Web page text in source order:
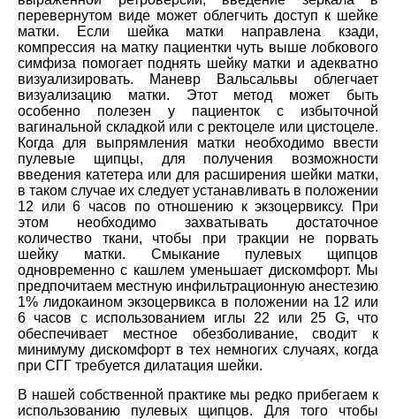
перевернутом виде может облегчить доступ к шейке
матки. Если шейка матки направлена кзади,
компрессия на матку пациентки чуть выше лобкового
симфиза помогает поднять шейку матки и адекватно
визуализировать. Маневр Вальсальвы облегчает
визуализацию матки. Этот метод может быть
особенно полезен у пациенток с избыточной
вагинальной складкой или с ректоцеле или цистоцеле.
Когда для выпрямления матки необходимо ввести
пулевые щипцы, для получения возможности
введения катетера или для расширения шейки матки,
в таком случае их следует устанавливать в положении
12 или 6 часов по отношению к экзоцервиксу. При
этом необходимо захватывать достаточное
количество ткани, чтобы при тракции не порвать
шейку матки. Смыкание пулевых щипцов
одновременно с кашлем уменьшает дискомфорт. Мы
предпочитаем местную инфильтрационную анестезию
1% лидокаином экзоцервикса в положении на 12 или
6 часов с использованием иглы 22 или 25 G, что
обеспечивает местное обезболивание, сводит к
минимуму дискомфорт в тех немногих случаях, когда
при СГГ требуется дилатация шейки.
В нашей собственной практике мы редко прибегаем к
использованию пулевых щипцов. Для того чтобы